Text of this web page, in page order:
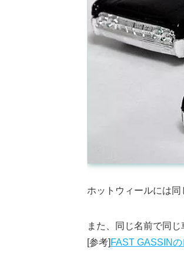
ホットウィールには
また、同じ名前で同
[参考] FAST GASSIN